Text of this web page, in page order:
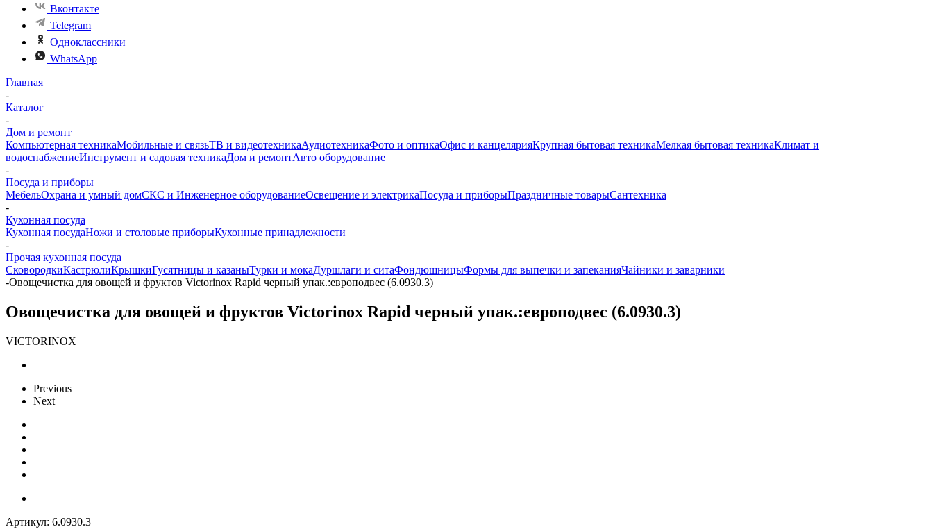
Вконтакте
Telegram
Одноклассники
WhatsApp
Главная
-
Каталог
-
Дом и ремонт
Компьютерная техникаМобильные и связьТВ и видеотехникаАудиотехникаФото и оптикаОфис и канцелярияКрупная бытовая техникаМелкая бытовая техникаКлимат и
водоснабжениеИнструмент и садовая техникаДом и ремонтАвто оборудование
-
Посуда и приборы
МебельОхрана и умный домСКС и Инженерное оборудованиеОсвещение и электрикаПосуда и приборыПраздничные товарыСантехника
-
Кухонная посуда
Кухонная посудаНожи и столовые приборыКухонные принадлежности
-
Прочая кухонная посуда
СковородкиКастрюлиКрышкиГусятницы и казаныТурки и мокаДуршлаги и ситаФондюшницыФормы для выпечки и запеканияЧайники и заварники
-Овощечистка для овощей и фруктов Victorinox Rapid черный упак.:европодвес (6.0930.3)
Овощечистка для овощей и фруктов Victorinox Rapid черный упак.:европодвес (6.0930.3)
VICTORINOX
Previous
Next
Артикул: 6.0930.3